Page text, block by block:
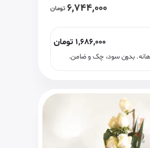
6,744,000 تومان
1,686,000 تومان